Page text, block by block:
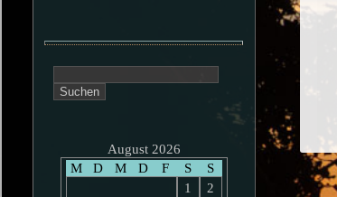
nach:
August 2026
M
D M D F S
S
1
2